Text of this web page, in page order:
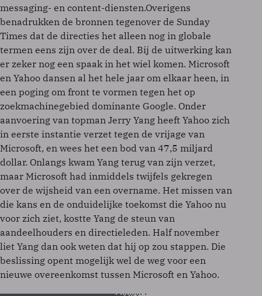
messaging- en content-diensten.Overigens
benadrukken de bronnen tegenover de Sunday
Times dat de directies het alleen nog in globale
termen eens zijn over de deal. Bij de uitwerking kan
er zeker nog een spaak in het wiel komen. Microsoft
en Yahoo dansen al het hele jaar om elkaar heen, in
een poging om front te vormen tegen het op
zoekmachinegebied dominante Google. Onder
aanvoering van topman Jerry Yang heeft Yahoo zich
in eerste instantie verzet tegen de vrijage van
Microsoft, en wees het een bod van 47,5 miljard
dollar. Onlangs kwam Yang terug van zijn verzet,
maar Microsoft had inmiddels twijfels gekregen
over de wijsheid van een overname. Het missen van
die kans en de onduidelijke toekomst die Yahoo nu
voor zich ziet, kostte Yang de steun van
aandeelhouders en directieleden. Half november
liet Yang dan ook weten dat hij op zou stappen. Die
beslissing opent mogelijk wel de weg voor een
nieuwe overeenkomst tussen Microsoft en Yahoo.